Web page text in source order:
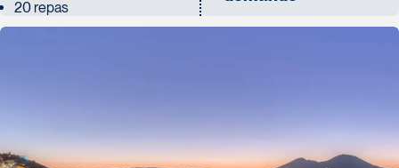
20 repas